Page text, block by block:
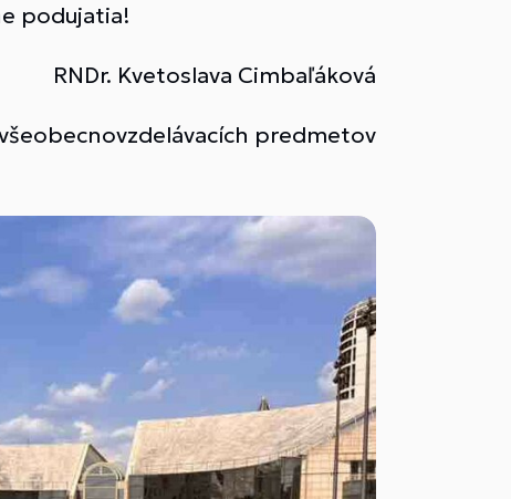
podujatia!
RNDr. Kvetoslava Cimbaľáková
predmetov